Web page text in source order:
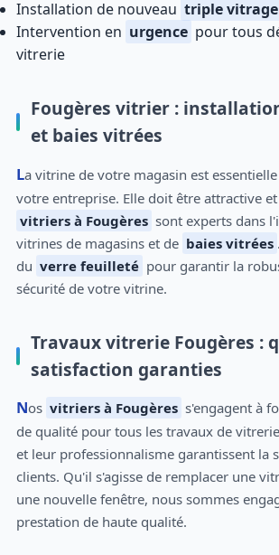
Installation de nouveau triple vitrage
Intervention en urgence pour tous
vitrerie
Fougères vitrier :
et baies vitrées
La vitrine de votre magasin est essentielle pour l'image de
votre entreprise. Elle doit être attractive
vitriers à Fougères sont experts dans
vitrines de magasins et de baies vitrées
du verre feuilleté pour garantir la
sécurité de votre vitrine.
Travaux vitrerie Fougères :
satisfaction garanties
Nos vitriers à Fougères s'engagent à
de qualité pour tous les travaux de
et leur professionnalisme garantissent la
clients. Qu'il s'agisse de remplacer une
une nouvelle fenêtre, nous sommes
prestation de haute qualité.